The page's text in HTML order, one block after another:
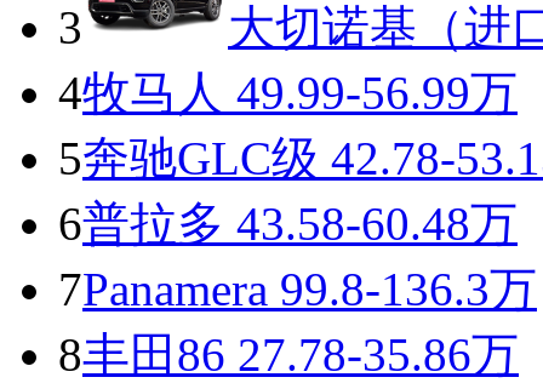
3
大切诺基（进
4牧马人 49.99-56.99万
5奔驰GLC级 42.78-
6普拉多 43.58-60.48万
7Panamera 99.8-136.3万
8丰田86 27.78-35.86万